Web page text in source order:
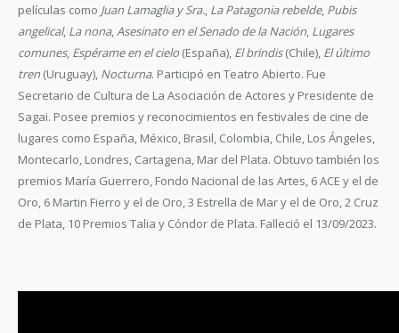
películas como Juan Lamaglia y Sra., La Patagonia rebelde, Pubis
angelical, La nona,Asesinato en el Senado de la Nación, Lugares
comunes, Espérame en el cielo (España), El brindis(Chile), El último
tren (Uruguay), Nocturna. Participó en Teatro Abierto. Fue
Secretario de Cultura de La Asociación de Actores y Presidente de
Sagai. Posee premios y reconocimientos en festivales de cine de
lugares como España, México, Brasil, Colombia, Chile, Los Ángeles,
Montecarlo, Londres, Cartagena, Mar del Plata. Obtuvo también los
premios María Guerrero, Fondo Nacional de las Artes, 6 ACE y el de
Oro, 6 Martin Fierro y el de Oro, 3 Estrella de Mar y el de Oro, 2 Cruz
de Plata, 10 Premios Talia y Cóndor de Plata. Falleció el 13/09/2023.